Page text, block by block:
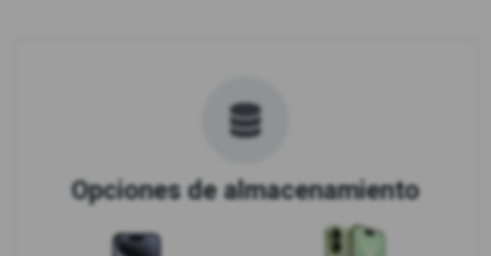
Opciones de almacenamiento